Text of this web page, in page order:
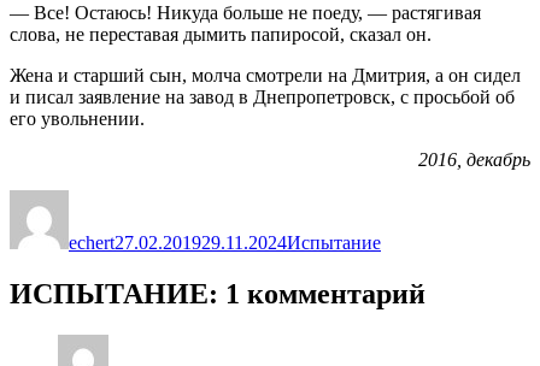
— Все! Остаюсь! Никуда больше не поеду, — растягивая
слова, не переставая дымить папиросой, сказал он.
Жена и старший сын, молча смотрели на Дмитрия, а он сидел
и писал заявление на завод в Днепропетровск, с просьбой об
его увольнении.
2016, декабрь
echert27.02.201929.11.2024Испытание
ИСПЫТАНИЕ: 1 комментарий